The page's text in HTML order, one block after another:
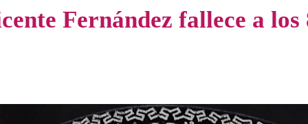
Fernández fallece a los